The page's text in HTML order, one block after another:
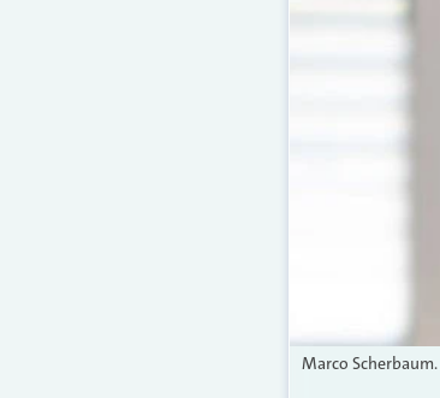
Marco Scherbaum.